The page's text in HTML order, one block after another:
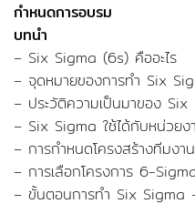
กำหนดการอบรม
บทนำ
– Six Sigma (6s) คืออะไร
– จุดหมายของการทำ Six
– ประวัติความเป็นมาของ Six
– Six Sigma ใช้ได้กับหน่วยง
– การกำหนดโครงสร้างทีมง
– การเลือกโครงการ 6-
– ขั้นตอนการทำ Six Sigma